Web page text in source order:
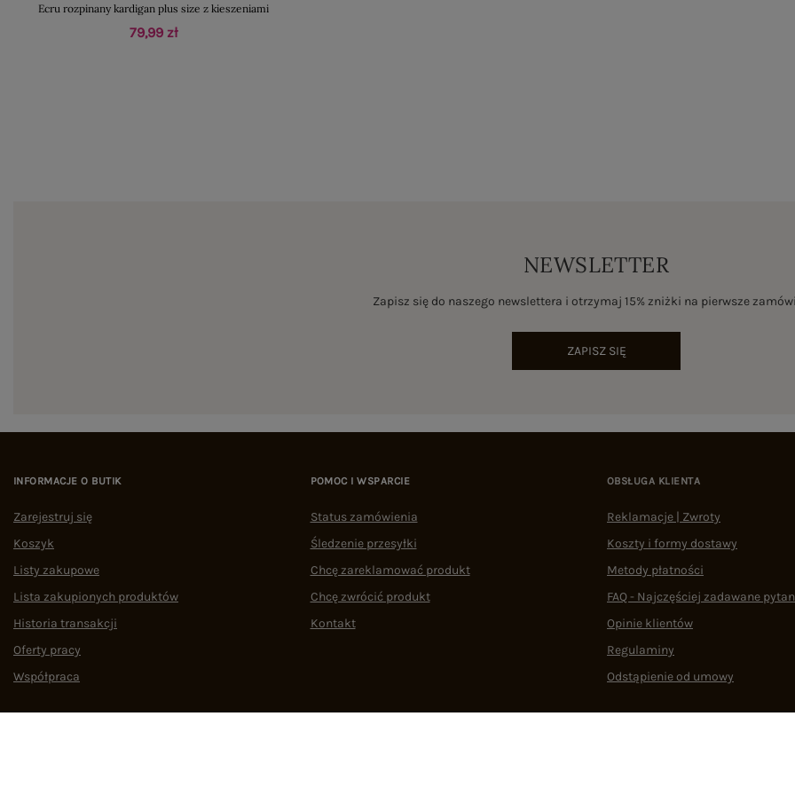
Ecru rozpinany kardigan plus size z kieszeniami
79,99 zł
NEWSLETTER
Zapisz się do naszego newslettera i otrzymaj 15% zniżki na pierwsze
ZAPISZ SIĘ
INFORMACJE O BUTIK
Zarejestruj się
Koszyk
Listy zakupowe
Lista zakupionych produktów
Historia transakcji
Oferty pracy
Współpraca
POMOC I WSPARCIE
Status zamówienia
Śledzenie przesyłki
Chcę zareklamować produkt
Chcę zwrócić produkt
Kontakt
OBSŁUGA KLIENTA
Reklamacje | Zwroty
Koszty i formy dostawy
Metody płatności
FAQ - Najczęściej zadawane
Opinie klientów
Regulaminy
Odstąpienie od umowy